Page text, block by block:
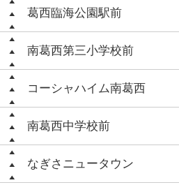
葛西臨海公園駅前
南葛西第三小学校前
コーシャハイム南葛西
南葛西中学校前
なぎさニュータウン